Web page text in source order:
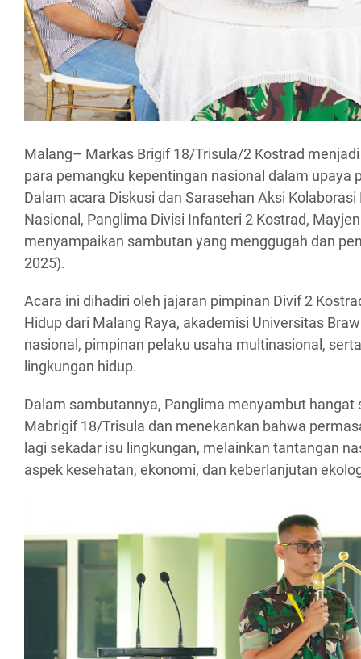
Malang– Markas Brigif 18/Trisula/2 Kostrad
para pemangku kepentingan nasional dalam upaya
Dalam acara Diskusi dan Sarasehan Aksi
Nasional, Panglima Divisi Infanteri 2 Kostrad,
menyampaikan sambutan yang menggugah dan
2025).
Acara ini dihadiri oleh jajaran pimpinan Divif 2
Hidup dari Malang Raya, akademisi Universitas
nasional, pimpinan pelaku usaha multinasional,
lingkungan hidup.
Dalam sambutannya, Panglima menyambut hangat
Mabrigif 18/Trisula dan menekankan bahwa
lagi sekadar isu lingkungan, melainkan tantangan
aspek kesehatan, ekonomi, dan keberlanjutan